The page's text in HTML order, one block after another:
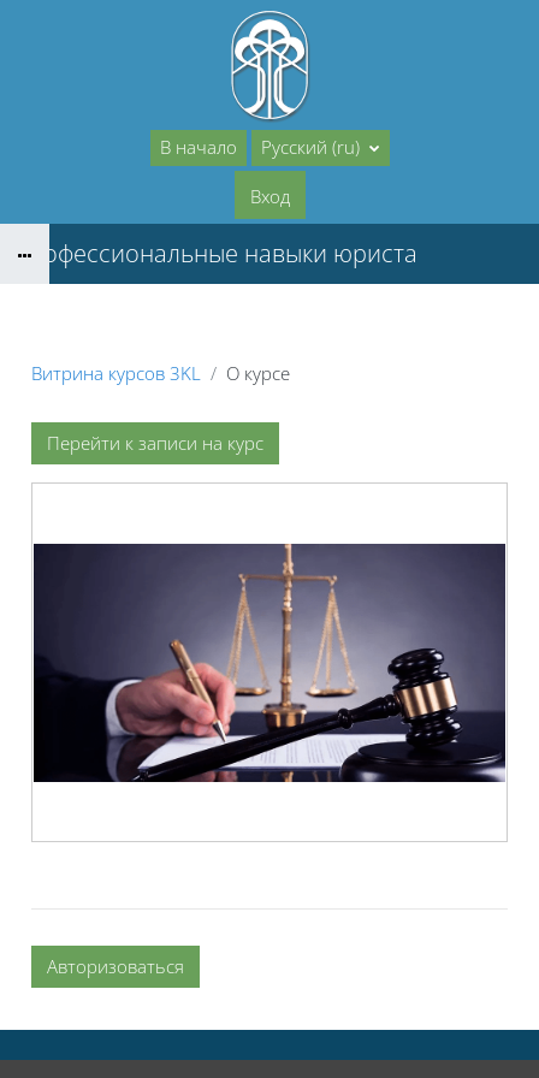
Перейти к основному содержанию
В начало Русский ‎(ru)‎
Вход
Профессиональные навыки юриста
Витрина курсов 3KL О курсе
Перейти к записи на курс
Авторизоваться